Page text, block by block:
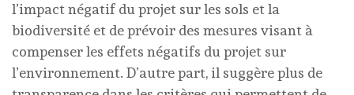
l’impact négatif du projet sur les sols et la
biodiversité et de prévoir des mesures visant à
compenser les effets négatifs du projet sur
l’environnement. D’autre part, il suggère plus de